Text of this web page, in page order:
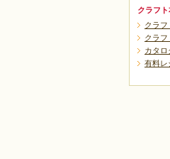
クラフ
クラ
クラ
カタロ
有料レ